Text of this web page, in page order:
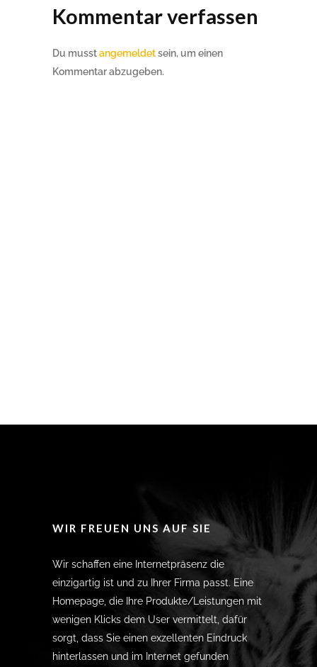
Kommentar verfassen
Du musstangemeldetsein, um einen
Kommentar abzugeben.
WIR FREUEN UNS AUF SIE
Wir schaffen eine Internetpräsenz die
einzigartig ist und zu Ihrer Firma passt. Eine
Homepage, die Ihre Produkte/Leistungen mit
wenigen Klicks dem User vermittelt, dafür
sorgt, dass Sie einen exzellenten Eindruck
hinterlassen und im Internet gefunden